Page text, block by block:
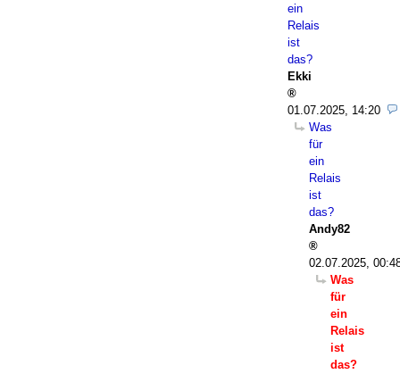
ein
Relais
ist
das?
Ekki
01.07.2025, 14:20
Was
für
ein
Relais
ist
das?
Andy82
02.07.2025,
Was
für
ein
Relais
ist
das?